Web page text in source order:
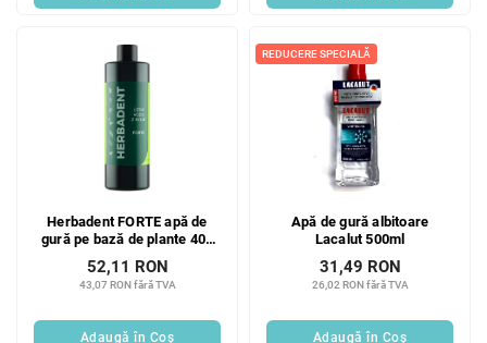
Herbadent FORTE apă de
gură pe bază de plante 400
ml
43,07 RON fără TVA
52,11 RON
Adaugă în Coş
REDUCERE SPECIALĂ
Apă de gură albitoare
Lacalut 500ml
26,02 RON fără TVA
31,49 RON
Adaugă în Coş